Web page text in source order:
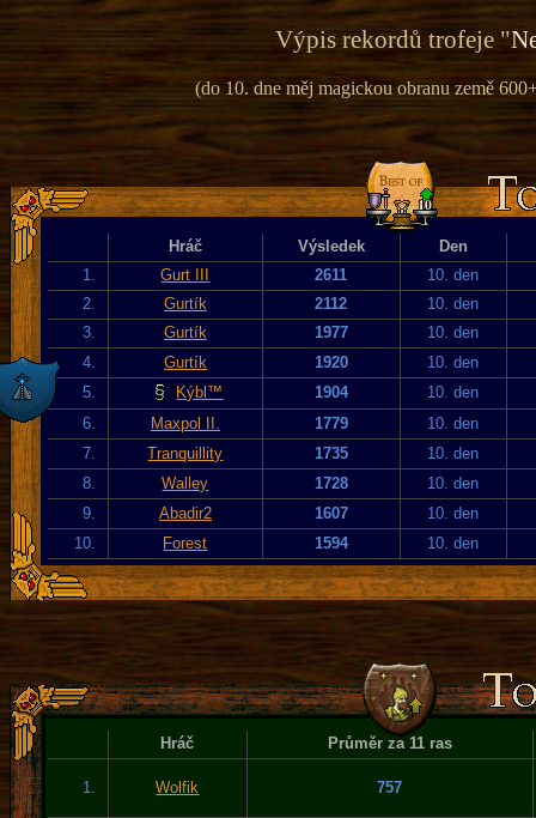
Výpis rekordů trofeje "
(do 10. dne měj magickou obranu země
Hráč Výsledek
Den
1.
Gurt III 2611
10. den
2.
Gurtík 2112
10. den
3.
Gurtík 1977
10. den
4.
Gurtík 1920
10. den
5.
Kýbl™ 1904
10. den
6.
Maxpol II. 1779
10. den
7.
Tranquillity 1735
10. den
8.
Walley 1728
10. den
9.
Abadir2 1607
10. den
10.
Forest 1594 10. den
Hráč Průměr za 11 ras
1. Wolfik 757